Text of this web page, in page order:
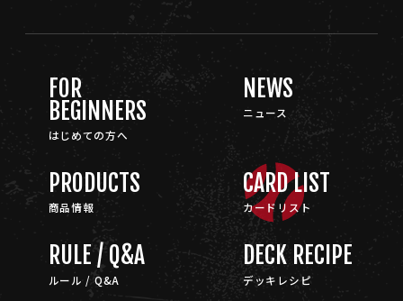
FOR
BEGINNERS
はじめての方へ
NEWS
ニュース
PRODUCTS
商品情報
CARD LIST
カードリスト
RULE / Q&A
ルール / Q&A
DECK RECIPE
デッキレシピ